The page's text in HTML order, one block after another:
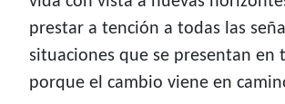
prestar a tención a todas las
situaciones que se presentan en
porque el cambio viene en